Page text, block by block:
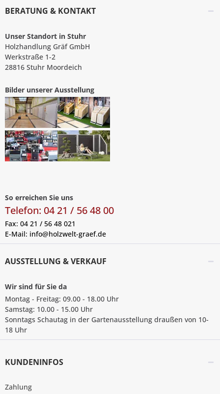
BERATUNG & KONTAKT
Unser Standort in Stuhr
Holzhandlung Gräf GmbH
Werkstraße 1-2
28816 Stuhr Moordeich
Bilder unserer Ausstellung
So erreichen Sie uns
Telefon: 04 21 / 56 48 00
Fax: 04 21 / 56 48 021
E-Mail: info@holzwelt-graef.de
AUSSTELLUNG & VERKAUF
Wir sind für Sie da
Montag - Freitag: 09.00 - 18.00 Uhr
Samstag: 10.00 - 15.00 Uhr
Sonntags Schautag in der Gartenausstellung draußen von 10-
18 Uhr
KUNDENINFOS
Zahlung